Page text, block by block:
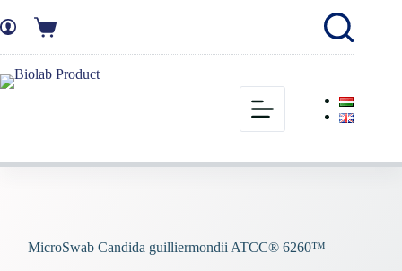
MicroSwab Candida guilliermondii ATCC® 6260™